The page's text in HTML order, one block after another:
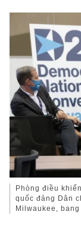
Phòng điều
quốc đảng Dân
Milwaukee,